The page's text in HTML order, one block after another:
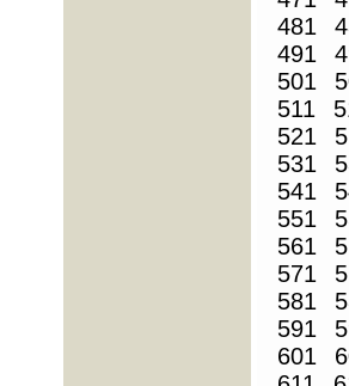
481
491
501
511
521
531
541
551
561
571
581
591
601